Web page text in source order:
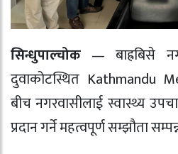
सिन्धुपाल्चोक — बाह्रबिसे
दुवाकोटस्थित Kathmandu
बीच नगरवासीलाई स्वास्थ्य
प्रदान गर्ने महत्वपूर्ण सम्झौता